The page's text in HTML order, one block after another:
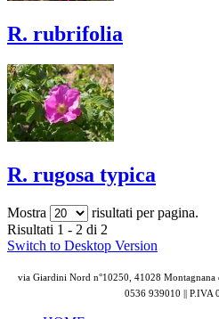
R. rubrifolia
R. rugosa typica
Mostra
risultati per pagina.
Risultati 1 - 2 di 2
Switch to Desktop Version
via Giardini Nord n°10250, 41028
0536 939010 || P.IVA